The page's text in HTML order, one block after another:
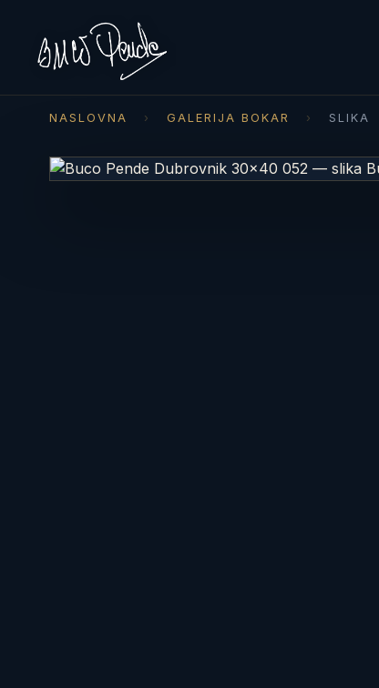
NASLOVNA › GALERIJA BOKAR › SLIKA